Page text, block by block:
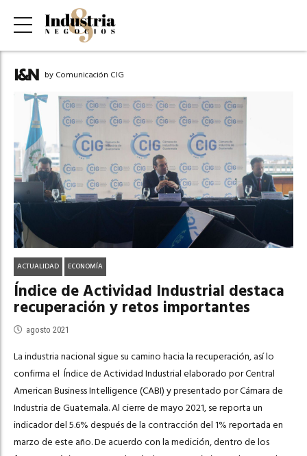
by Comunicación CIG
ACTUALIDAD ECONOMÍA
Índice de Actividad Industrial destaca
recuperación y retos importantes
agosto 2021
La industria nacional sigue su camino hacia la recuperación, así lo
confirma el Índice de Actividad Industrial elaborado por Central
American Business Intelligence (CABI) y presentado por Cámara de
Industria de Guatemala. Al cierre de mayo 2021, se reporta un
indicador del 5.6% después de la contracción del 1% reportada en
marzo de este año. De acuerdo con la medición, dentro de los